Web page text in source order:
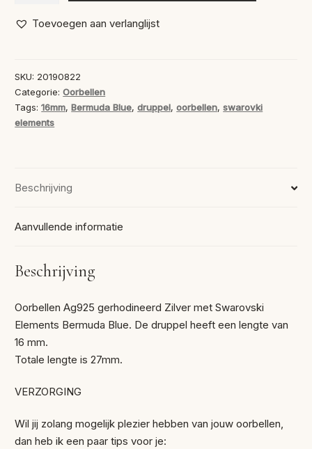
Druppel
aantal
Toevoegen aan verlanglijst
SKU: 20190822
Categorie:Oorbellen
Tags:16mm,Bermuda Blue,druppel,oorbellen,swarovki
elements
Beschrijving
Aanvullende informatie
Beschrijving
Oorbellen Ag925 gerhodineerd Zilver met Swarovski
Elements Bermuda Blue. De druppel heeft een lengte van
16 mm.
Totale lengte is 27mm.
VERZORGING
Wil jij zolang mogelijk plezier hebben van jouw oorbellen,
dan heb ik een paar tips voor je: